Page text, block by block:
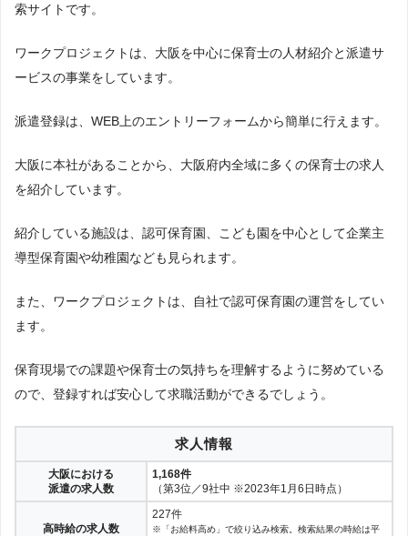
索サイトです。
ワークプロジェクトは、大阪を中心に保育士の人材紹介と派遣サ
ービスの事業をしています。
派遣登録は、WEB上のエントリーフォームから簡単に行えます。
大阪に本社があることから、大阪府内全域に多くの保育士の求人
を紹介しています。
紹介している施設は、認可保育園、こども園を中心として企業主
導型保育園や幼稚園なども見られます。
また、ワークプロジェクトは、自社で認可保育園の運営をしてい
ます。
保育現場での課題や保育士の気持ちを理解するように努めている
ので、登録すれば安心して求職活動ができるでしょう。
求人情報
大阪における
派遣の求人数
1,168件
（第3位／9社中 ※2023年1月6日時点）
高時給の求人数
227件
※「お給料高め」で絞り込み検索。検索結果の時給は平